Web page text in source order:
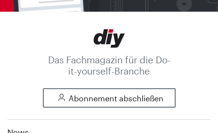
Das Fachmagazin für die Do-
it-yourself-Branche
Abonnement abschließen